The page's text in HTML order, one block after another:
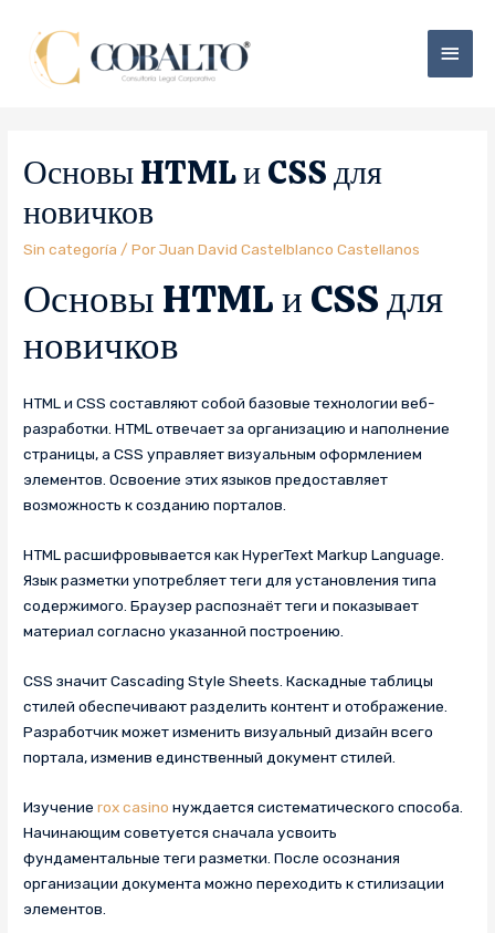
Основы HTML и CSS для
новичков
Sin categoría / PorJuan David Castelblanco Castellanos
Основы HTML и CSS для
новичков
HTML и CSS составляют собой базовые технологии веб-
разработки. HTML отвечает за организацию и наполнение
страницы, а CSS управляет визуальным оформлением
элементов. Освоение этих языков предоставляет
возможность к созданию порталов.
HTML расшифровывается как HyperText Markup Language.
Язык разметки употребляет теги для установления типа
содержимого. Браузер распознаёт теги и показывает
материал согласно указанной построению.
CSS значит Cascading Style Sheets. Каскадные таблицы
стилей обеспечивают разделить контент и отображение.
Разработчик может изменить визуальный дизайн всего
портала, изменив единственный документ стилей.
Изучениеrox casino нуждается систематического способа.
Начинающим советуется сначала усвоить
фундаментальные теги разметки. После осознания
организации документа можно переходить к стилизации
элементов.